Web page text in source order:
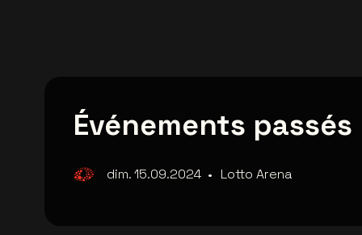
Événements passés
dim. 15.09.2024 • Lotto Arena